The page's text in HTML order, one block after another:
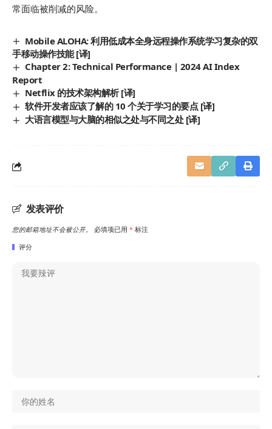
常面临被削减的风险。
Mobile ALOHA: 利用低成本全身远程操作系统学习复杂的双
手移动操作技能 [译]
Chapter 2: Technical Performance | 2024 AI Index
Report
Netflix 的技术架构解析 [译]
软件开发者应该了解的 10 个关于学习的要点 [译]
大语言模型与大脑的相似之处与不同之处 [译]
发表评价
您的邮箱地址不会被公开。 必填项已用 * 标注
评分